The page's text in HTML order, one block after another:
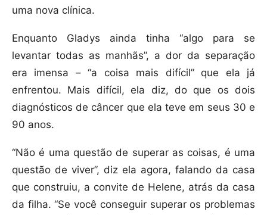
uma nova clínica.
Enquanto Gladys ainda tinha “algo para se
levantar todas as manhãs”, a dor da separação
era imensa – “a coisa mais difícil” que ela já
enfrentou. Mais difícil, ela diz, do que os dois
diagnósticos de câncer que ela teve em seus 30 e
90 anos.
“Não é uma questão de superar as coisas, é uma
questão de viver”, diz ela agora, falando da casa
que construiu, a convite de Helene, atrás da casa
da filha. “Se você conseguir superar os problemas